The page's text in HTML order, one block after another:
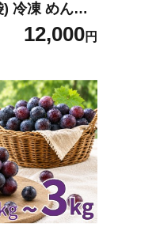
冷凍 めんた
子 バラコ 明太
味料 簡単便
けるだけ 海
答 贈り物 お
岡県 川崎町
12,000円